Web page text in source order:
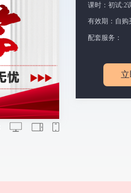
课时：初试:2
有效期： 自购
配套服务：